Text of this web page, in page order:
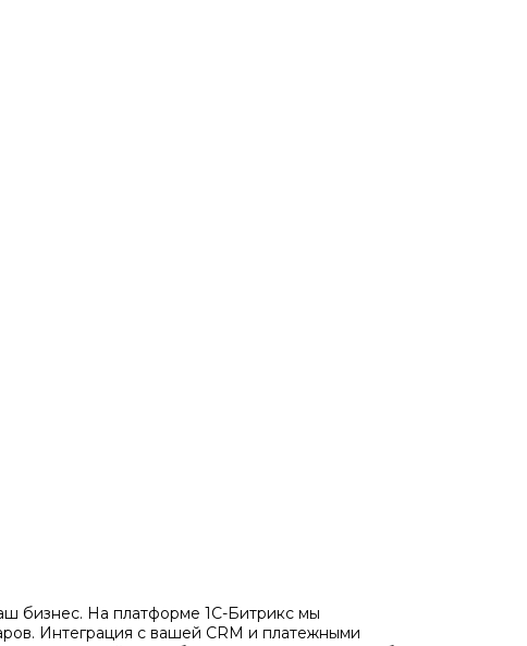
бизнес. На платформе 1С-Битрикс мы
Интеграция с вашей CRM и платежными